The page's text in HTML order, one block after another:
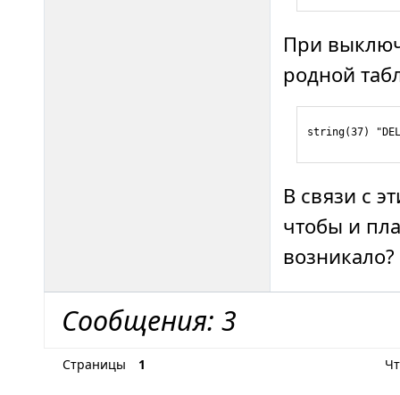
При
родной
string(37)
В связи с
чтобы и
возникало?
Сообщения: 3
Страницы 1